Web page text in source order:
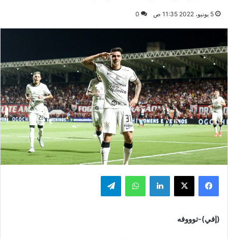
5 يونيو، 2022 11:35 ص 0
فيسبوك ‫X لينكدإن واتساب تيلقرام
(إفي)-توووفه